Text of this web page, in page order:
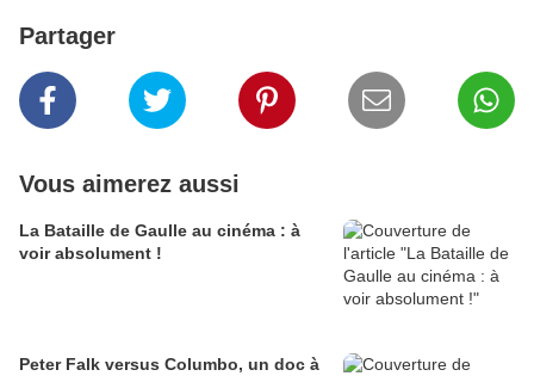
Partager
Vous aimerez aussi
La Bataille de Gaulle au cinéma : à
voir absolument !
Peter Falk versus Columbo, un doc à